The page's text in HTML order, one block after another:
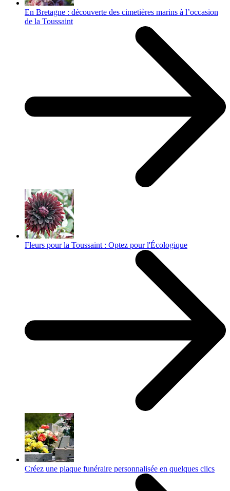
En Bretagne : découverte des cimetières marins à l’occasion
de la Toussaint
Fleurs pour la Toussaint : Optez pour l'Écologique
Créez une plaque funéraire personnalisée en quelques clics